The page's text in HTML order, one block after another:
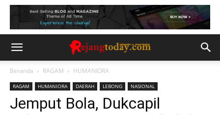
Beranda RAGAM HUMANIORA
RAGAM HUMANIORA DAERAH LEBONG NASIONAL
Jemput Bola, Dukcapil